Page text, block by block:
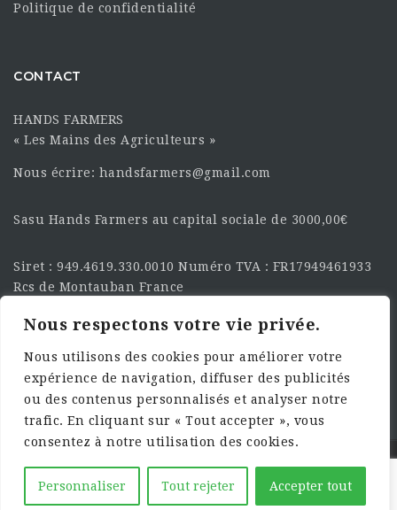
Nous respectons votre vie privée.
Nous utilisons des cookies pour améliorer votre
expérience de navigation, diffuser des publicités
ou des contenus personnalisés et analyser notre
trafic. En cliquant sur « Tout accepter », vous
consentez à notre utilisation des cookies.
Personnaliser Tout rejeter Accepter tout
Politique de confidentialité
CONTACT
HANDS FARMERS
« Les Mains des Agriculteurs »
Nous écrire: handsfarmers@gmail.com
Sasu Hands Farmers au capital sociale de 3000,00€
Siret : 949.4619.330.0010 Numéro TVA : FR17949461933
Rcs de Montauban France
SUIVEZ-NOUS SUR LES
RÉSEAU :
©2025 HandsFarmers. Designed with Web Studio
Agency